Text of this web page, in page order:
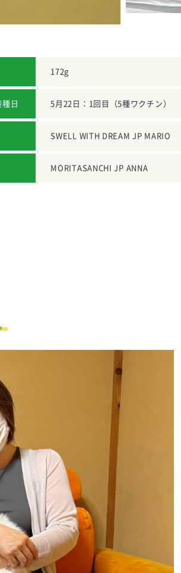
172g
日 5月22日：1回目（5種ワクチン）
SWELL WITH DREAM JP MARIO
MORITASANCHI JP ANNA